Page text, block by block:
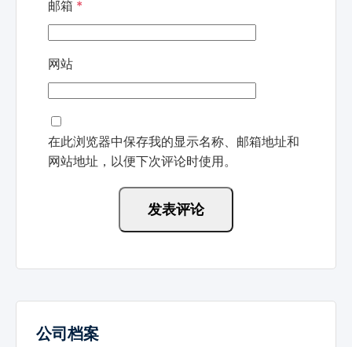
邮箱 *
网站
在此浏览器中保存我的显示名称、邮箱地址和
网站地址，以便下次评论时使用。
公司档案